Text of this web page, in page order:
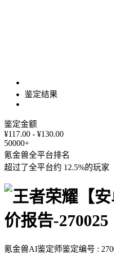
鉴定结果
鉴定金额
¥117.00 - ¥130.00
50000+
氪金兽全平台排名
超过了全平台约 12.5%的玩家
氪金兽AI鉴定师鉴定编号 :